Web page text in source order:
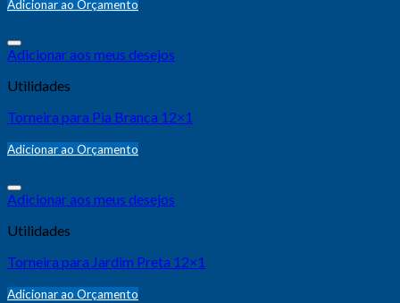
Adicionar ao Orçamento
Adicionar aos meus desejos
Utilidades
Torneira para Pia Branca 12×1
Adicionar ao Orçamento
Adicionar aos meus desejos
Utilidades
Torneira para Jardim Preta 12×1
Adicionar ao Orçamento